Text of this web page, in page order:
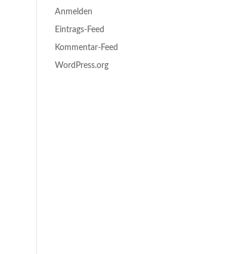
Anmelden
Eintrags-Feed
Kommentar-Feed
WordPress.org